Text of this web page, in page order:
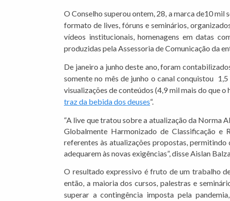
O Conselho superou ontem, 28, a marca de10
formato de lives, fóruns e seminários,
vídeos institucionais, homenagens em datas
produzidas pela Assessoria de Comunicação da
De janeiro a junho deste ano, foram
somente no mês de junho o canal conquistou
visualizações de conteúdos (4,9 mil mais do que o
traz da bebida dos deuses“.
“A live que tratou sobre a atualização da Norma
Globalmente Harmonizado de Classificação e
referentes às atualizações propostas, permitindo
adequarem às novas exigências”, disse Aislan
O resultado expressivo é fruto de um trabalho
então, a maioria dos cursos, palestras e
superar a contingência imposta pela